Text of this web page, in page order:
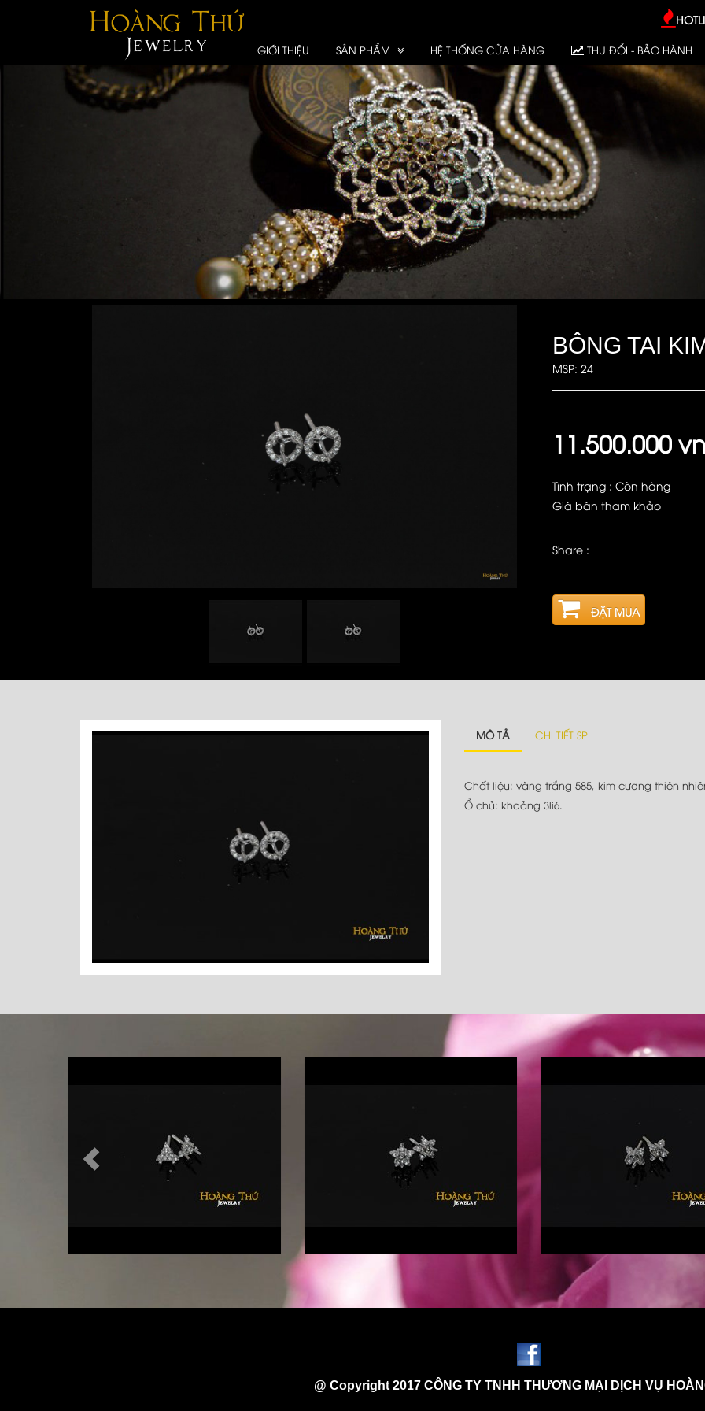
GIỚI THIỆU SẢN PHẨM HỆ THỐNG CỬA HÀNG THU ĐỔI - BẢO HÀNH
BÔNG TAI
MSP: 24
11.500.000
Tình trạng : Còn hàng
Giá bán tham khảo
Share :
ĐẶT MUA
MÔ TẢ CHI TIẾT SP
Chất liệu: vàng trắng 585, kim cương thiên
Ổ chủ: khoảng 3li6.
@ Copyright 2017 CÔNG TY TNHH THƯƠNG MẠI DỊCH VỤ